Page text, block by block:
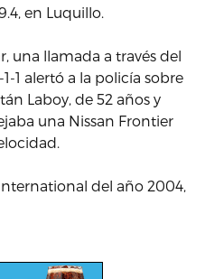
en Luquillo.
una llamada a través del
1 alertó a la policía sobre
Laboy, de 52 años y
una Nissan Frontier
del año 2004,